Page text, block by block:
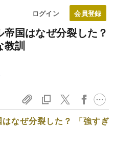
ログイン
帝国はなぜ分裂した？
教訓
はなぜ分裂した？ 「強すぎ